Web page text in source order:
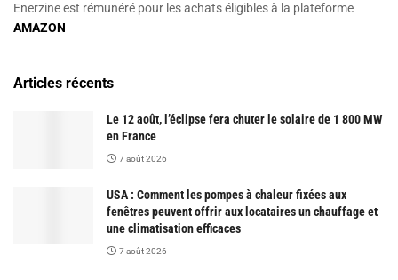
Enerzine est rémunéré pour les achats éligibles à la plateforme
AMAZON
Articles récents
Le 12 août, l’éclipse fera chuter le solaire de 1 800 MW
en France
7 août 2026
USA : Comment les pompes à chaleur fixées aux
fenêtres peuvent offrir aux locataires un chauffage et
une climatisation efficaces
7 août 2026